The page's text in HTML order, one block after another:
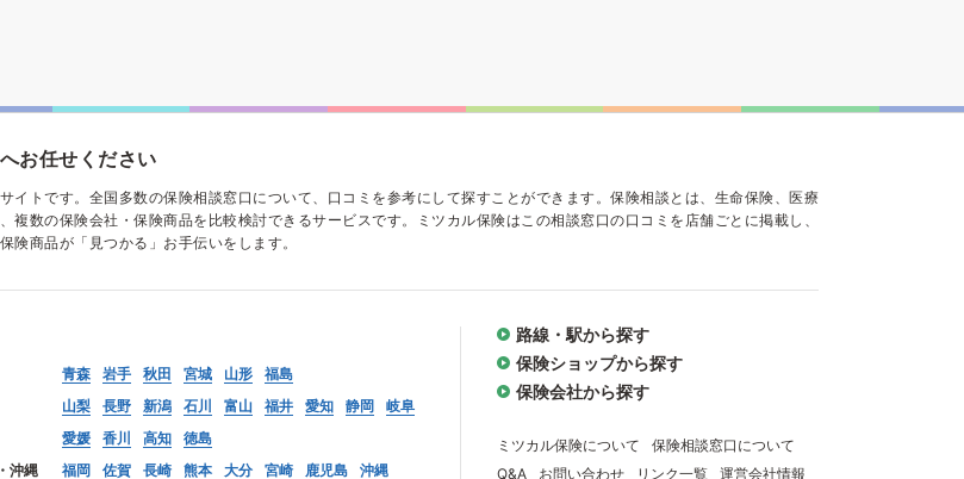
お任せください
イトです。全国多数の保険相談窓口について、口コミを参考にして探すことができます。保険相談とは、生命保険、医療
数の保険会社・保険商品を比較検討できるサービスです。ミツカル保険はこの相談窓口の口コミを店舗ごとに掲載し、
商品が「見つかる」お手伝いをします。
青森 岩手 秋田 宮城 山形
福島
山梨 長野 新潟 石川 富山 福井 愛知 静岡
岐阜
愛媛 香川 高知
徳島
沖縄 福岡 佐賀 長崎 熊本 大分 宮崎 鹿児島 沖縄
路線・駅から探す
保険ショップから探す
保険会社から探す
ミツカル保険について
保険相談窓口について
Q&A
お問い合わせ リンク一覧 運営会社情報